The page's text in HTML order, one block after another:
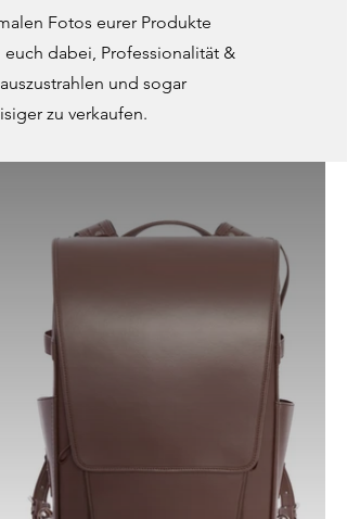
Fotos eurer Produkte
dabei, Professionalität &
und sogar
zu verkaufen.